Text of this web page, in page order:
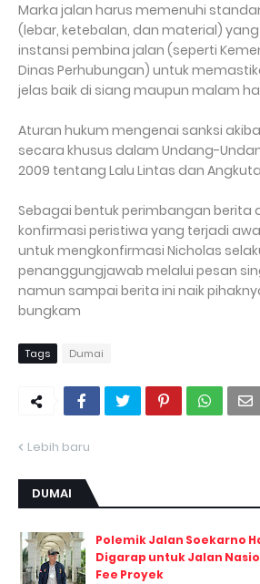
Marka jalan harus memenuhi
(lebar, ketebalan, dan material)
instansi pembina jalan (seperti
Dinas Perhubungan) untuk
jelas baik di siang maupun malam
Aturan hukum mengenai sanksi
secara khusus dalam Undang-
2009 tentang Lalu Lintas dan
Sebagai bentuk perimbangan berita
konfirmasi peristiwa yang terjadi
untuk mengkonfirmasi Nicholas
penanggungjawab melalui pesan
namun sampai berita ini naik
bungkam
Tags Dumai
Lebih baru
DUMAI
Polemik Jalan Soekarno
Digarap untuk Jalan
Fee Proyek